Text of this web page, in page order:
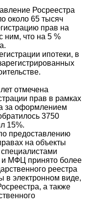
Росреестра
около 65 тысяч
прав на
ним, что на 5 %
ипотеки, в
отмечена
прав в рамках
за оформлением
3750
15%.
предоставлению
на объекты
и МФЦ принято более
реестра
в электронном виде,
а также